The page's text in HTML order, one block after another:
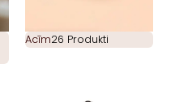
Acīm26 Produkti